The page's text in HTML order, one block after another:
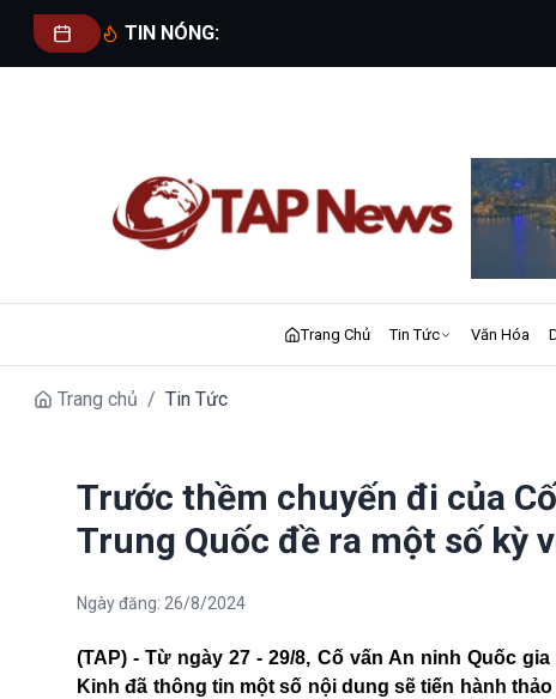
TIN NÓNG:
Trang Chủ Tin Tức Văn Hóa
Trang chủ / Tin Tức
Trước thềm chuyến đi của
Trung Quốc đề ra một số kỳ
Ngày đăng: 26/8/2024
(TAP) - Từ ngày 27 - 29/8, Cố vấn An ninh Quốc
Kinh đã thông tin một số nội dung sẽ tiến hành